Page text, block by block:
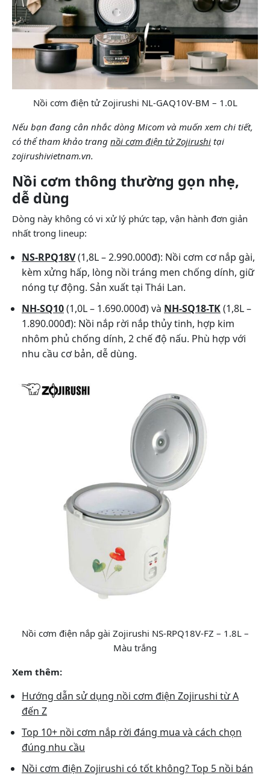
Nồi cơm điện tử Zojirushi NL-GAQ10V-BM – 1.0L
Nếu bạn đang cân nhắc dòng Micom và muốn xem chi tiết,
có thể tham khảo trang nồi cơm điện tử Zojirushi tại
zojirushivietnam.vn.
Nồi cơm thông thường gọn nhẹ,
dễ dùng
Dòng này không có vi xử lý phức tạp, vận hành đơn giản
nhất trong lineup:
NS-RPQ18V(1,8L – 2.990.000đ): Nồi cơm cơ nắp gài,
kèm xửng hấp, lòng nồi tráng men chống dính, giữ
nóng tự động. Sản xuất tại Thái Lan.
NH-SQ10(1,0L – 1.690.000đ) và NH-SQ18-TK(1,8L –
1.890.000đ): Nồi nắp rời nắp thủy tinh, hợp kim
nhôm phủ chống dính, 2 chế độ nấu. Phù hợp với
nhu cầu cơ bản, dễ dùng.
Nồi cơm điện nắp gài Zojirushi NS-RPQ18V-FZ – 1.8L –
Màu trắng
Xem thêm:
Hướng dẫn sử dụng nồi cơm điện Zojirushi từ A
đến Z
Top 10+ nồi cơm nắp rời đáng mua và cách chọn
đúng nhu cầu
Nồi cơm điện Zojirushi có tốt không? Top 5 nồi bán